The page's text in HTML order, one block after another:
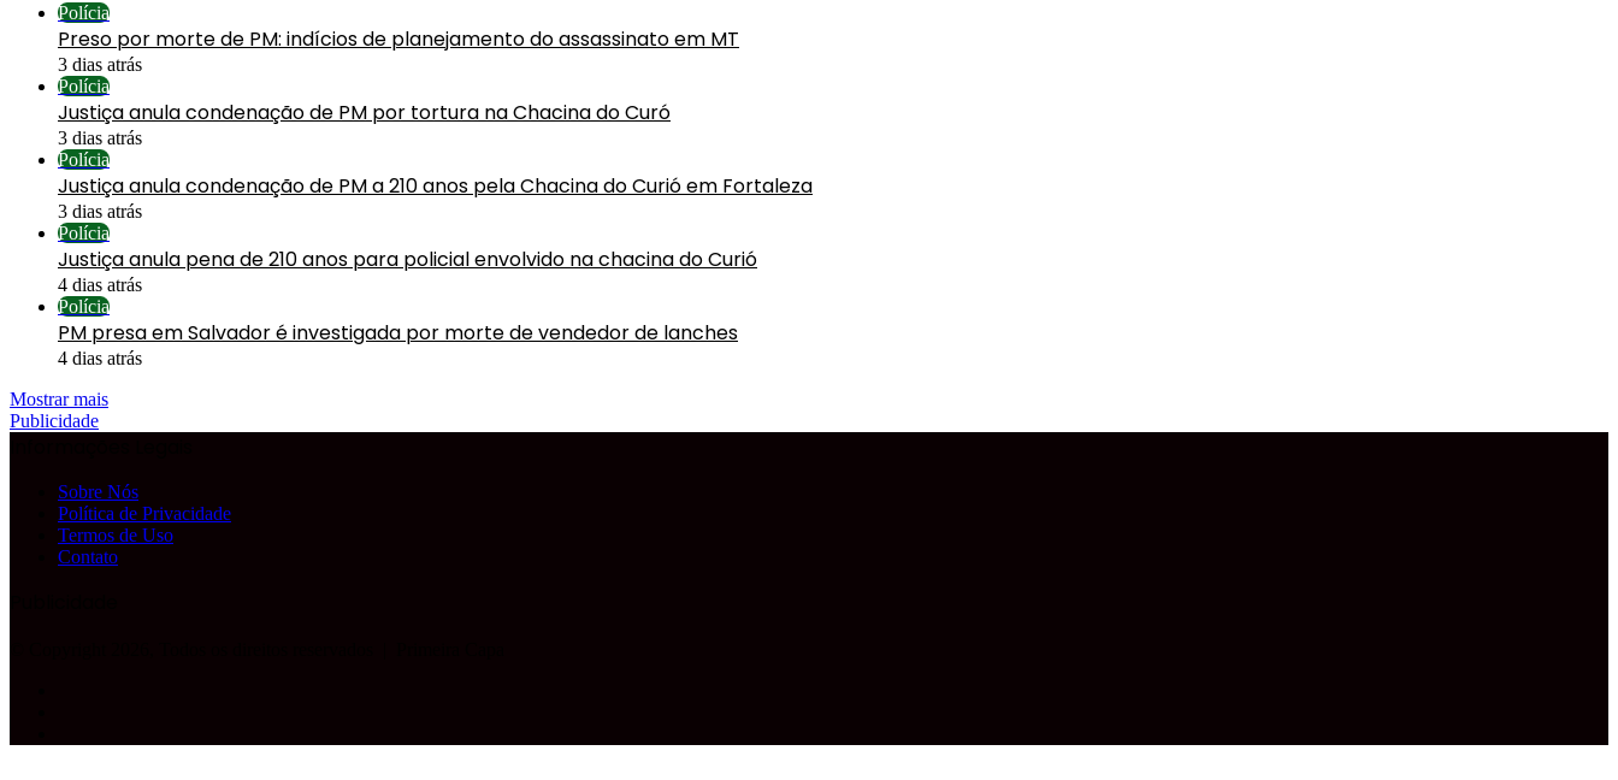
Polícia
Preso por morte de PM: indícios de planejamento do assassinato em MT
3 dias atrás
Polícia
Justiça anula condenação de PM por tortura na Chacina do Curó
3 dias atrás
Polícia
Justiça anula condenação de PM a 210 anos pela Chacina do Curió em Fortaleza
3 dias atrás
Polícia
Justiça anula pena de 210 anos para policial envolvido na chacina do Curió
4 dias atrás
Polícia
PM presa em Salvador é investigada por morte de vendedor de lanches
4 dias atrás
Mostrar mais
Publicidade
Sobre Nós
Política de Privacidade
Termos de Uso
Contato